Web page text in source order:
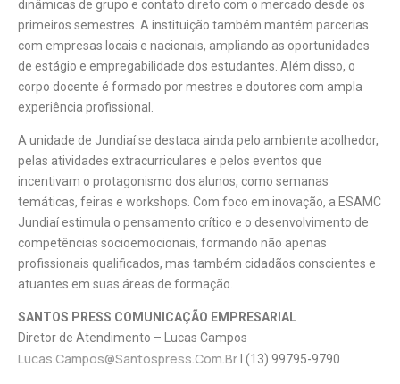
dinâmicas de grupo e contato direto com o mercado desde os
primeiros semestres. A instituição também mantém parcerias
com empresas locais e nacionais, ampliando as oportunidades
de estágio e empregabilidade dos estudantes. Além disso, o
corpo docente é formado por mestres e doutores com ampla
experiência profissional.
A unidade de Jundiaí se destaca ainda pelo ambiente acolhedor,
pelas atividades extracurriculares e pelos eventos que
incentivam o protagonismo dos alunos, como semanas
temáticas, feiras e workshops. Com foco em inovação, a ESAMC
Jundiaí estimula o pensamento crítico e o desenvolvimento de
competências socioemocionais, formando não apenas
profissionais qualificados, mas também cidadãos conscientes e
atuantes em suas áreas de formação.
SANTOS PRESS COMUNICAÇÃO EMPRESARIAL
Diretor de Atendimento – Lucas Campos
Lucas.campos@santospress.com.br l (13) 99795-9790